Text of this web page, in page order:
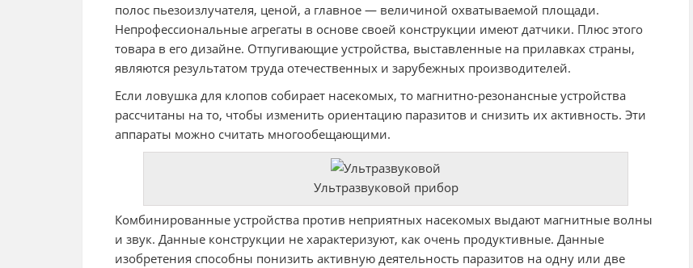
полос пьезоизлучателя, ценой, а главное — величиной охватываемой площади.
Непрофессиональные агрегаты в основе своей конструкции имеют датчики. Плюс этого
товара в его дизайне. Отпугивающие устройства, выставленные на прилавках страны,
являются результатом труда отечественных и зарубежных производителей.
Если ловушка для клопов собирает насекомых, то магнитно-резонансные устройства
рассчитаны на то, чтобы изменить ориентацию паразитов и снизить их активность. Эти
аппараты можно считать многообещающими.
Ультразвуковой прибор
Комбинированные устройства против неприятных насекомых выдают магнитные волны
и звук. Данные конструкции не характеризуют, как очень продуктивные. Данные
изобретения способны понизить активную деятельность паразитов на одну или две